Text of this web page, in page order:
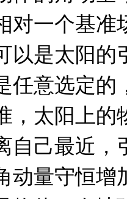
一个基准
以是太阳的
任意选定
，太阳上的
自己最近，
动量守恒增